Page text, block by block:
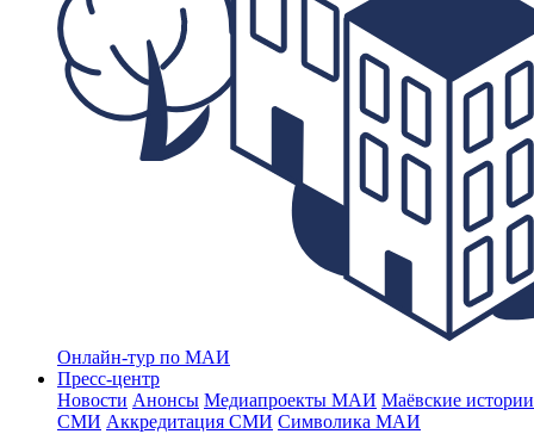
Онлайн-тур по МАИ
Пресс-центр
Новости Анонсы Медиапроекты МАИ Маёвские
СМИ Аккредитация СМИ Символика МАИ